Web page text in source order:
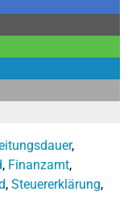
,
, Finanzamt,
, Steuererklärung,